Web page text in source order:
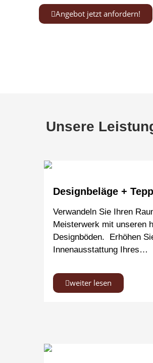
Angebot jetzt anfordern!
Unsere
Designbeläge +
Verwandeln Sie Ihren
Meisterwerk mit unseren
Designböden. Erhöhen
Innenausstattung Ihres…
weiter lesen